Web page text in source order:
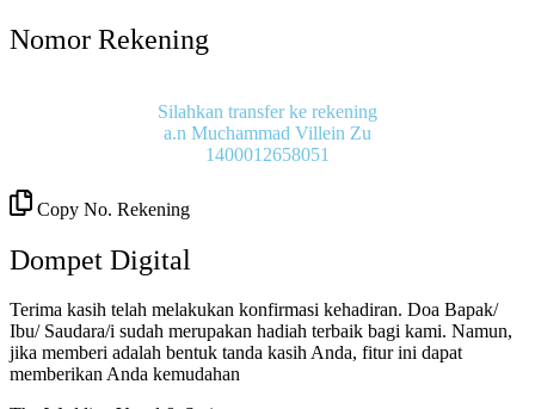
Nomor Rekening
Silahkan transfer ke rekening
a.n Muchammad Villein Zu
1400012658051
Copy No. Rekening
Dompet Digital
Terima kasih telah melakukan konfirmasi kehadiran. Doa Bapak/
Ibu/ Saudara/i sudah merupakan hadiah terbaik bagi kami. Namun,
jika memberi adalah bentuk tanda kasih Anda, fitur ini dapat
memberikan Anda kemudahan